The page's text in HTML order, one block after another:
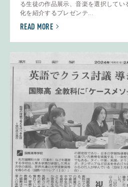
る生徒の作品展示、音楽を選択してい
化を紹介するプレゼンテ...
READ MORE